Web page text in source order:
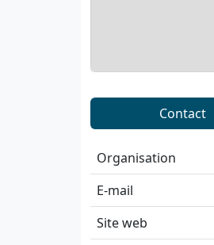
Contact
Organisation
E-mail
Site web